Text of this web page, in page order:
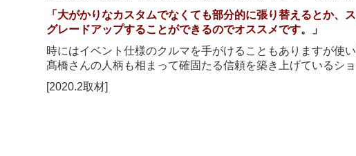
「大がかりなカスタムでなくても部分的に張り替えるとか
グレードアップすることができるのでオススメです。」
時にはイベント仕様のクルマを手がけることもありますが使
髙橋さんの人柄も相まって確固たる信頼を築き上げているショ
[2020.2取材]